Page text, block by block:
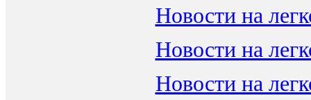
Новости на
Новости на
Новости на